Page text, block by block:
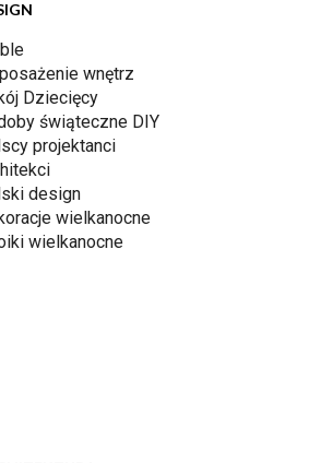
wnętrz
Dziecięcy
świąteczne DIY
projektanci
design
wielkanocne
wielkanocne